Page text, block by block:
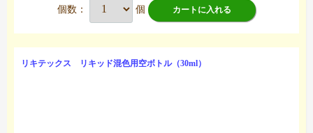
個数： 個 カートに入れる
リキテックス リキッド混色用空ボトル（30ml）